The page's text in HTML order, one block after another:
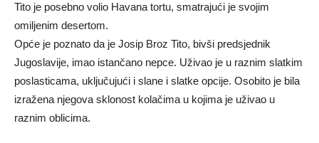
Tito je posebno volio Havana tortu, smatrajući je svojim
omiljenim desertom.
Opće je poznato da je Josip Broz Tito, bivši predsjednik
Jugoslavije, imao istančano nepce. Uživao je u raznim slatkim
poslasticama, uključujući i slane i slatke opcije. Osobito je bila
izražena njegova sklonost kolačima u kojima je uživao u
raznim oblicima.